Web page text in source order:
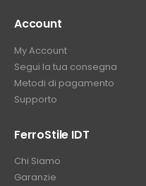
Account
My Account
Segui la tua consegna
Metodi di pagamento
Supporto
FerroStile IDT
Chi Siamo
Garanzie